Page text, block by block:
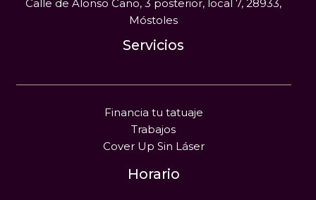
Calle de Alonso Cano, 3 posterior, local 7, 28933,
Móstoles
Servicios
Financia tu tatuaje
Trabajos
Cover Up Sin Láser
Horario